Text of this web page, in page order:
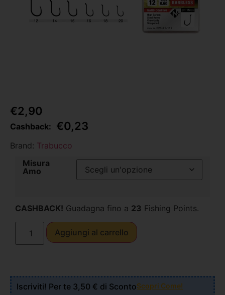
€2,90
Cashback: €0,23
Brand: Trabucco
Misura
Amo
CASHBACK! Guadagna fino a 23 Fishing Points.
Aggiungi al carrello
Iscriviti! Per te 3,50 € di ScontoScopri Come!